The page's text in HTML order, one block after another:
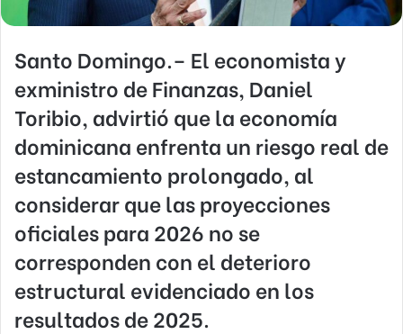
Santo Domingo.– El economista y
exministro de Finanzas, Daniel
Toribio, advirtió que la economía
dominicana enfrenta un riesgo real de
estancamiento prolongado, al
considerar que las proyecciones
oficiales para 2026 no se
corresponden con el deterioro
estructural evidenciado en los
resultados de 2025.